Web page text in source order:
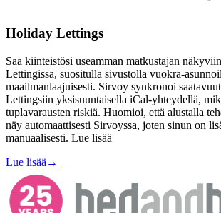
Holiday Lettings
Saa kiinteistösi useamman matkustajan
Lettingissa, suositulla sivustolla vuokra-
maailmanlaajuisesti. Sirvoy synkronoi
Lettingsiin yksisuuntaisella iCal-yhteydellä,
tuplavarausten riskiä. Huomioi, että alustalla
näy automaattisesti Sirvoyssa, joten sinun on
manuaalisesti. Lue lisää
Lue lisää →